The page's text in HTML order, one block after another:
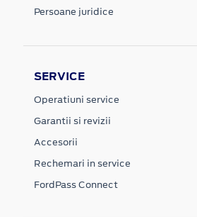
Persoane juridice
SERVICE
Operatiuni service
Garantii si revizii
Accesorii
Rechemari in service
FordPass Connect